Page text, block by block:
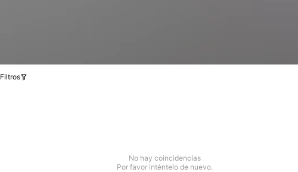
Filtros
No hay coincidencias
Por favor inténtelo de nuevo.